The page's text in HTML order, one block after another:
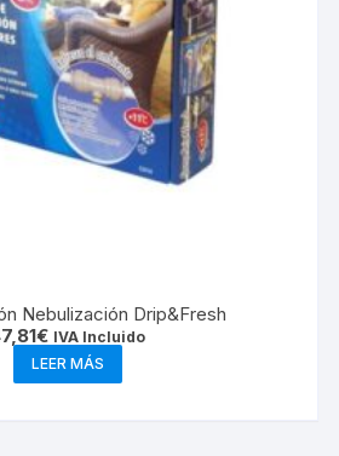
Nebulización Drip&Fresh
€ IVA Incluido
LEER MÁS